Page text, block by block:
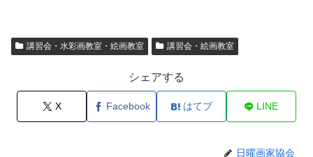
講習会・水彩画教室・絵画教室 講習会・絵画教室
シェアする
X Facebook はてブ LINE
日曜画家協会